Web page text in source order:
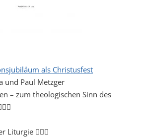
als Christusfest
und Paul Metzger
– zum theologischen Sinn des
Liturgie 